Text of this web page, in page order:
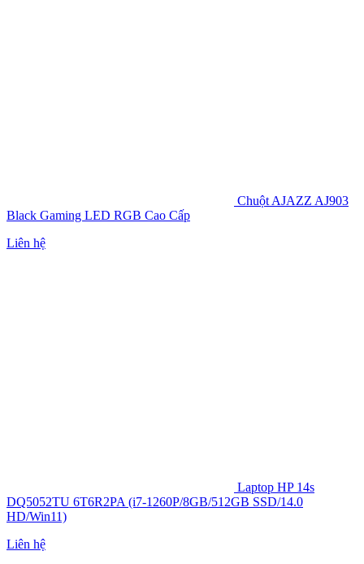
Chuột AJAZZ AJ903
Black Gaming LED RGB Cao Cấp
Liên hệ
Laptop HP 14s
DQ5052TU 6T6R2PA (i7-1260P/8GB/512GB SSD/14.0
HD/Win11)
Liên hệ